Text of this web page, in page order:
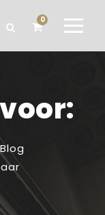
0
Blog